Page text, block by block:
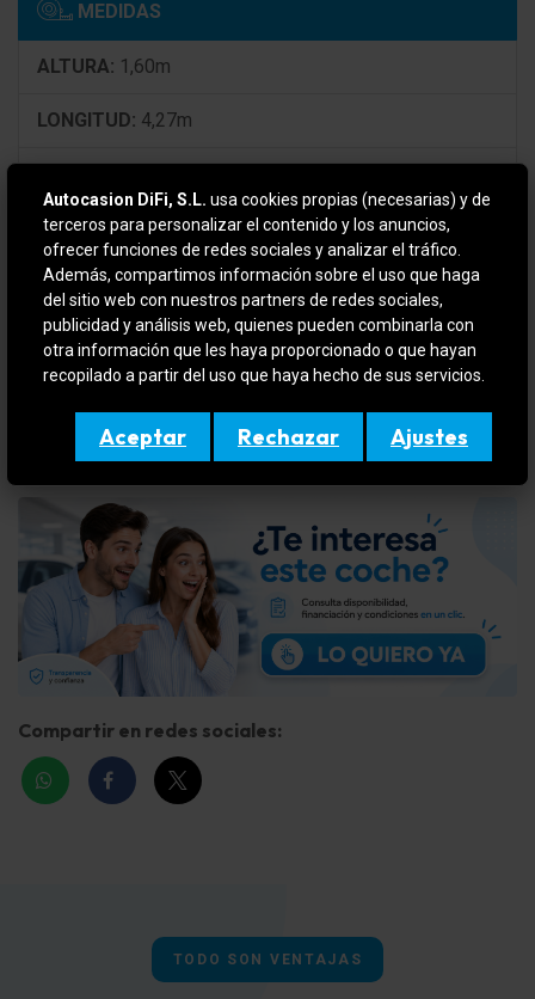
MEDIDAS
ALTURA: 1,60m
LONGITUD: 4,27m
CONSUMO
URBANO: 4.90 l/100km
CARRETERA:7.20 l/100km
Compartir en redes sociales:
TODO SON VENTAJAS
Autocasion DiFi, S.L. usa cookies propias (necesarias) y de
terceros para personalizar el contenido y los anuncios,
ofrecer funciones de redes sociales y analizar el tráfico.
Además, compartimos información sobre el uso que haga
del sitio web con nuestros partners de redes sociales,
publicidad y análisis web, quienes pueden combinarla con
otra información que les haya proporcionado o que hayan
recopilado a partir del uso que haya hecho de sus servicios.
Aceptar Rechazar Ajustes